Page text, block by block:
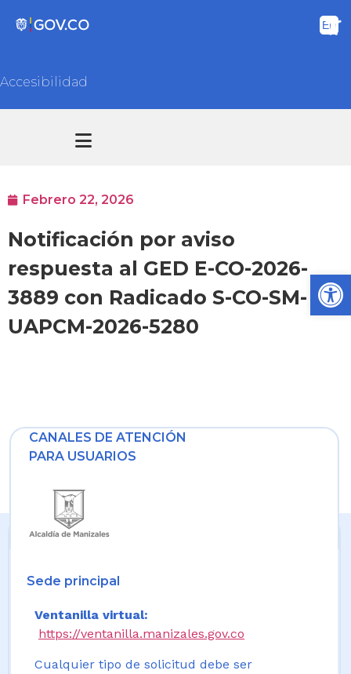
Accesibilidad
Febrero 22, 2026
Notificación por aviso
respuesta al GED E-CO-2026-
3889 con Radicado S-CO-SM-
UAPCM-2026-5280
CANALES DE ATENCIÓN
PARA USUARIOS
Sede principal
Ventanilla virtual:
https://ventanilla.manizales.gov.co
Cualquier tipo de solicitud debe ser